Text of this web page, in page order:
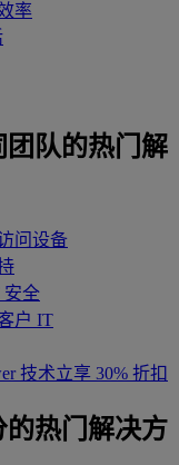
率
团队的热门解
问设备
安全
户 IT
技术立享 30% 折扣
热门解决方